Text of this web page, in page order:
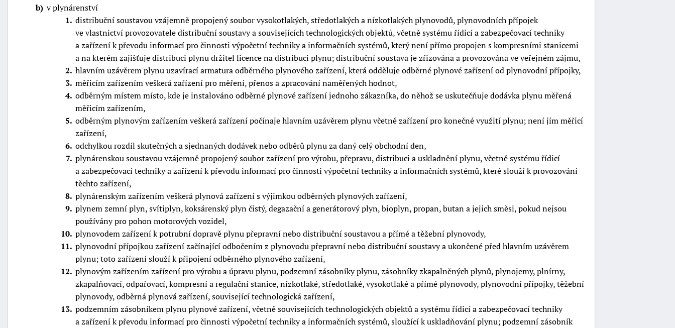
b v plynárenství
1 distribuční soustavou vzájemně propojený soubor vysokotlakých, středotlakých a nízkotlakých plynovodů, plynovodních přípojek
ve vlastnictví provozovatele distribuční soustavy a souvisejících technologických objektů, včetně systému řídicí a zabezpečovací techniky
a zařízení k převodu informací pro činnosti výpočetní techniky a informačních systémů, který není přímo propojen s kompresními stanicemi
a na kterém zajišťuje distribuci plynu držitel licence na distribuci plynu; distribuční soustava je zřizována a provozována ve veřejném zájmu,
2 hlavním uzávěrem plynu uzavírací armatura odběrného plynového zařízení, která odděluje odběrné plynové zařízení od plynovodní přípojky,
3 měřicím zařízením veškerá zařízení pro měření, přenos a zpracování naměřených hodnot,
4 odběrným místem místo, kde je instalováno odběrné plynové zařízení jednoho zákazníka, do něhož se uskutečňuje dodávka plynu měřená
měřicím zařízením,
5 odběrným plynovým zařízením veškerá zařízení počínaje hlavním uzávěrem plynu včetně zařízení pro konečné využití plynu; není jím měřicí
zařízení,
6 odchylkou rozdíl skutečných a sjednaných dodávek nebo odběrů plynu za daný celý obchodní den,
7 plynárenskou soustavou vzájemně propojený soubor zařízení pro výrobu, přepravu, distribuci a uskladnění plynu, včetně systému řídicí
a zabezpečovací techniky a zařízení k převodu informací pro činnosti výpočetní techniky a informačních systémů, které slouží k provozování
těchto zařízení,
8 plynárenským zařízením veškerá plynová zařízení s výjimkou odběrných plynových zařízení,
9 plynem zemní plyn, svítiplyn, koksárenský plyn čistý, degazační a generátorový plyn, bioplyn, propan, butan a jejich směsi, pokud nejsou
používány pro pohon motorových vozidel,
10 plynovodem zařízení k potrubní dopravě plynu přepravní nebo distribuční soustavou a přímé a těžební plynovody,
11 plynovodní přípojkou zařízení začínající odbočením z plynovodu přepravní nebo distribuční soustavy a ukončené před hlavním uzávěrem
plynu; toto zařízení slouží k připojení odběrného plynového zařízení,
12 plynovým zařízením zařízení pro výrobu a úpravu plynu, podzemní zásobníky plynu, zásobníky zkapalněných plynů, plynojemy, plnírny,
zkapalňovací, odpařovací, kompresní a regulační stanice, nízkotlaké, středotlaké, vysokotlaké a přímé plynovody, plynovodní přípojky, těžební
plynovody, odběrná plynová zařízení, související technologická zařízení,
13 podzemním zásobníkem plynu plynové zařízení, včetně souvisejících technologických objektů a systému řídicí a zabezpečovací techniky
a zařízení k převodu informací pro činnosti výpočetní techniky a informačních systémů, sloužící k uskladňování plynu; podzemní zásobník